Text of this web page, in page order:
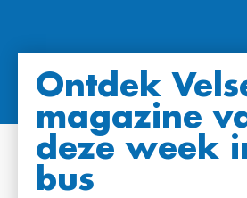
Ontdek
magazine
deze week
bus